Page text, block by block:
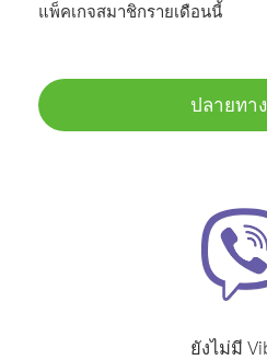
แพ็คเกจสมาชิกรายเดือนนี้
ปลายทา
ยังไม่มี